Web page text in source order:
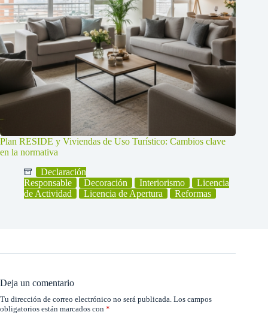
Plan RESIDE y Viviendas de Uso Turístico: Cambios clave
en la normativa
Declaración
Responsable
Decoración Interiorismo
Licencia
de Actividad
Licencia de Apertura Reformas
Deja un comentario
Tu dirección de correo electrónico no será publicada. Los campos
obligatorios están marcados con *